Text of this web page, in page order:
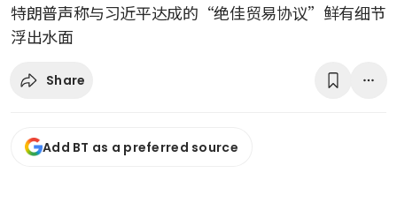
特朗普声称与习近平达成的“绝佳贸易协议”鲜有细节
浮出水面
Share
Add BT as a preferred source